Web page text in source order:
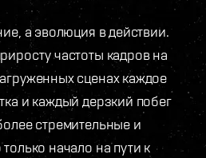
а эволюция в действии.
частоты кадров на
сценах каждое
и каждый дерзкий побег
стремительные и
начало на пути к